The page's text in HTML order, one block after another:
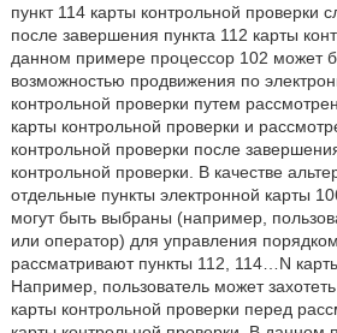
пункт 114 карты контрольной проверки
после завершения пункта 112 карты
данном примере процессор 102 может
возможностью продвижения по
контрольной проверки путем
карты контрольной проверки и
контрольной проверки после
контрольной проверки. В качестве
отдельные пункты электронной карты
могут быть выбраны (например,
или оператор) для управления
рассматривают пункты 112, 114…N
Например, пользователь может
карты контрольной проверки перед